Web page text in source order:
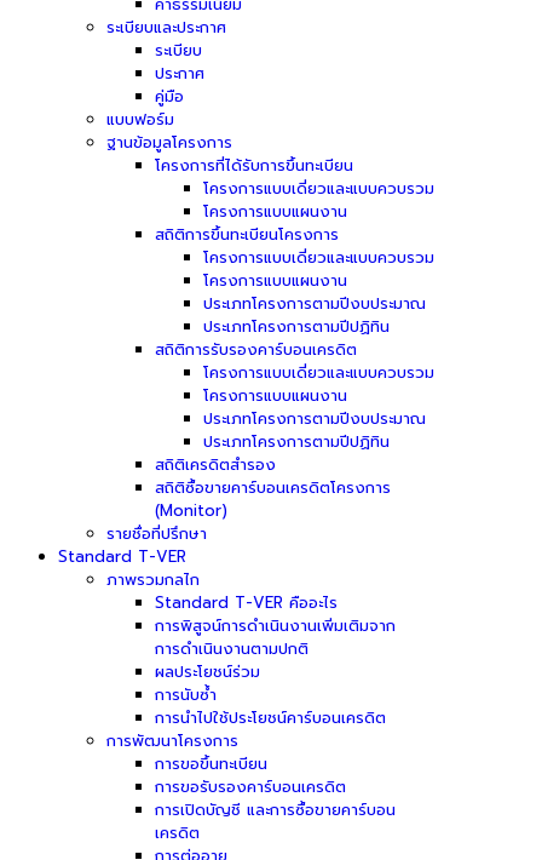
ระเบียบและประกาศ
ระเบียบ
ประกาศ
คู่มือ
แบบฟอร์ม
ฐานข้อมูลโครงการ
โครงการที่ได้รับการขึ้นทะเบียน
โครงการแบบเดี่ยวและแบบควบรวม
โครงการแบบแผนงาน
สถิติการขึ้นทะเบียนโครงการ
โครงการแบบเดี่ยวและแบบควบรวม
โครงการแบบแผนงาน
ประเภทโครงการตามปีงบประมาณ
ประเภทโครงการตามปีปฏิทิน
สถิติการรับรองคาร์บอนเครดิต
โครงการแบบเดี่ยวและแบบควบรวม
โครงการแบบแผนงาน
ประเภทโครงการตามปีงบประมาณ
ประเภทโครงการตามปีปฏิทิน
สถิติเครดิตสำรอง
สถิติซื้อขายคาร์บอนเครดิตโครงการ
(Monitor)
รายชื่อที่ปรึกษา
Standard T-VER
ภาพรวมกลไก
Standard T-VER คืออะไร
การพิสูจน์การดำเนินงานเพิ่มเติมจาก
การดำเนินงานตามปกติ
ผลประโยชน์ร่วม
การนับซ้ำ
การนำไปใช้ประโยชน์คาร์บอนเครดิต
การพัฒนาโครงการ
การขอขึ้นทะเบียน
การขอรับรองคาร์บอนเครดิต
การเปิดบัญชี และการซื้อขายคาร์บอน
เครดิต